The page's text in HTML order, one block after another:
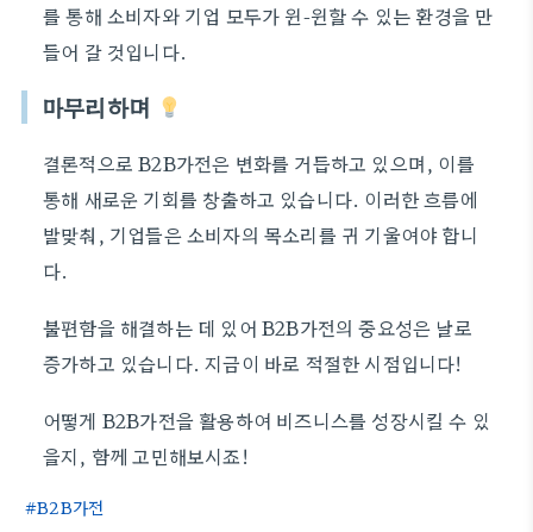
를 통해 소비자와 기업 모두가 윈-윈할 수 있는 환경을 만
들어 갈 것입니다.
마무리하며
결론적으로 B2B가전은 변화를 거듭하고 있으며, 이를
통해 새로운 기회를 창출하고 있습니다. 이러한 흐름에
발맞춰, 기업들은 소비자의 목소리를 귀 기울여야 합니
다.
불편함을 해결하는 데 있어 B2B가전의 중요성은 날로
증가하고 있습니다. 지금이 바로 적절한 시점입니다!
어떻게 B2B가전을 활용하여 비즈니스를 성장시킬 수 있
을지, 함께 고민해보시죠!
B2B가전